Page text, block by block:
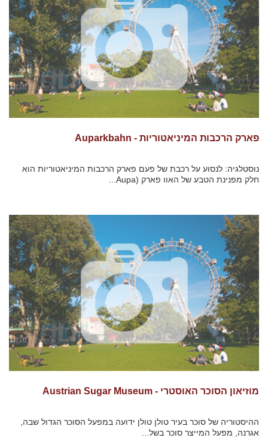
פארק הרכבות המיניאטוריות - Auparkbahn
נוסטלגיה: לנסוע על רכבת של פעם פארק הרכבות המיניאטוריות הוא
חלק מפנינת הטבע של האוו פארק (Aupa...
מוזיאון הסוכר האוסטרי - Austrian Sugar Museum
ההיסטוריה של סוכר בעיר טולן טולן ידועה במפעל הסוכר הגדול שבה,
אגרנה, מפעל המייצר סוכר בשל...